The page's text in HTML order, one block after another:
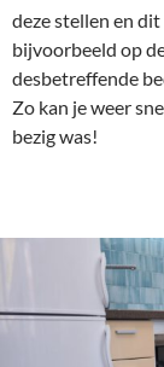
deze stellen en
bijvoorbeeld op
desbetreffende
Zo kan je weer
bezig was!